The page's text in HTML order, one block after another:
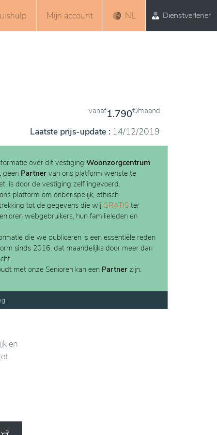
Mijn account NL Dienstverlener
vanaf1.790€/maand
Laatste prijs-update : 14/12/2019
over dit vestiging Woonzorgcentrum
geen Partner van ons platform wenste te
is door de vestiging zelf ingevoerd.
platform om onberispelijk, ethisch
tot de gegevens die wij GRATIS ter
webgebruikers, hun familieleden en
die we publiceren is een essentiële reden
sinds 2016, dat maandelijks door meer dan
met onze Senioren kan een Partner zijn.
en